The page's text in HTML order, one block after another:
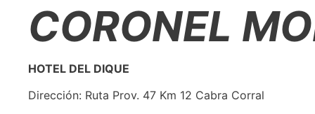
CORONEL
HOTEL DEL DIQUE
Dirección: Ruta Prov. 47 Km 12 Cabra Corral